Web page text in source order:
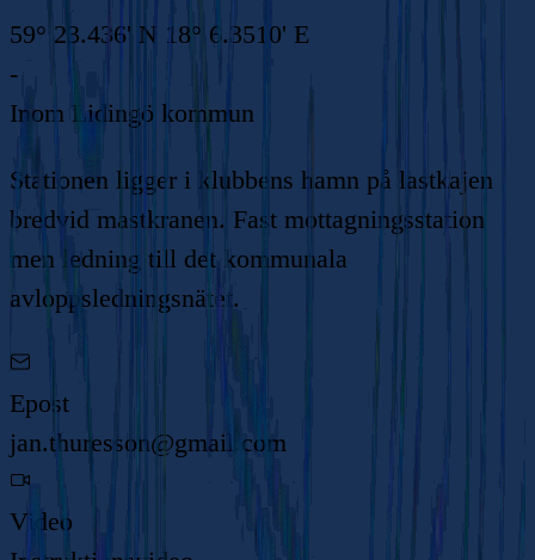
59° 23.436' N 18° 6.3510' E
-
Inom Lidingö kommun
Stationen ligger i klubbens hamn på lastkajen
bredvid mastkranen. Fast mottagningsstation
men ledning till det kommunala
avloppsledningsnätet.
Epost
jan.thuresson@gmail.com
Video